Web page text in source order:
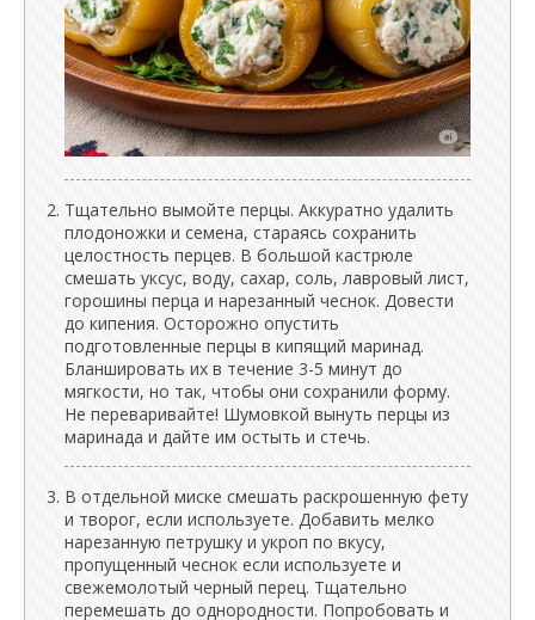
Тщательно вымойте перцы. Аккуратно удалить
плодоножки и семена, стараясь сохранить
целостность перцев. В большой кастрюле
смешать уксус, воду, сахар, соль, лавровый лист,
горошины перца и нарезанный чеснок. Довести
до кипения. Осторожно опустить
подготовленные перцы в кипящий маринад.
Бланшировать их в течение 3-5 минут до
мягкости, но так, чтобы они сохранили форму.
Не переваривайте! Шумовкой вынуть перцы из
маринада и дайте им остыть и стечь.
В отдельной миске смешать раскрошенную фету
и творог, если используете. Добавить мелко
нарезанную петрушку и укроп по вкусу,
пропущенный чеснок если используете и
свежемолотый черный перец. Тщательно
перемешать до однородности. Попробовать и